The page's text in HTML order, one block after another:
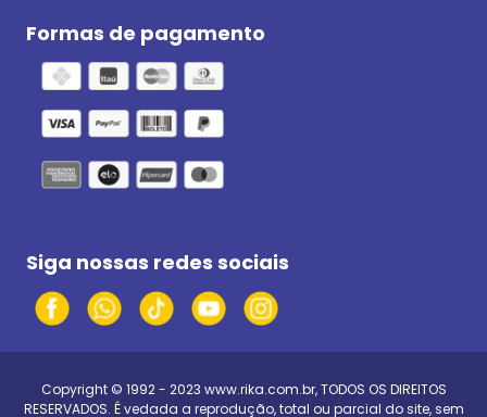
Formas de pagamento
Siga nossas redes sociais
Copyright © 1992 - 2023 www.rika.com.br, TODOS OS DIREITOS
RESERVADOS. É vedada a reprodução, total ou parcial do site, sem